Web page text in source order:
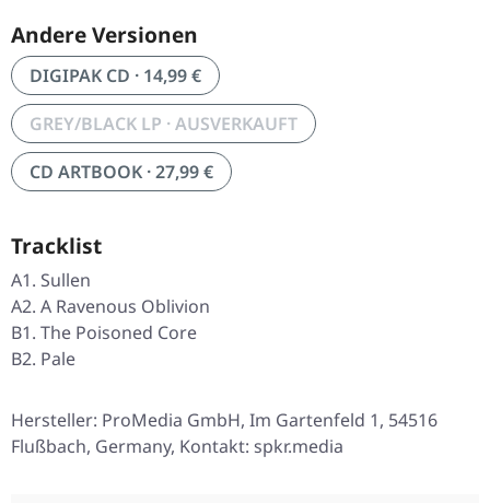
Andere Versionen
DIGIPAK CD · 14,99 €
GREY/BLACK LP · AUSVERKAUFT
CD ARTBOOK · 27,99 €
Tracklist
A1. Sullen
A2. A Ravenous Oblivion
B1. The Poisoned Core
B2. Pale
Hersteller: ProMedia GmbH, Im Gartenfeld 1, 54516
Flußbach, Germany, Kontakt: spkr.media